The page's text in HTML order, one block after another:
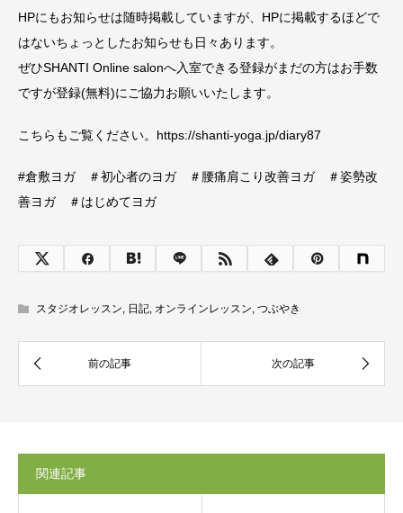
HPにもお知らせは随時掲載していますが、HPに掲載するほどで
はないちょっとしたお知らせも日々あります。
ぜひSHANTI Online salonへ入室できる登録がまだの方はお手数
ですが登録(無料)にご協力お願いいたします。
こちらもご覧ください。https://shanti-yoga.jp/diary87
#倉敷ヨガ ＃初心者のヨガ ＃腰痛肩こり改善ヨガ ＃姿勢改
善ヨガ ＃はじめてヨガ
スタジオレッスン, 日記, オンラインレッスン, つぶやき
関連記事